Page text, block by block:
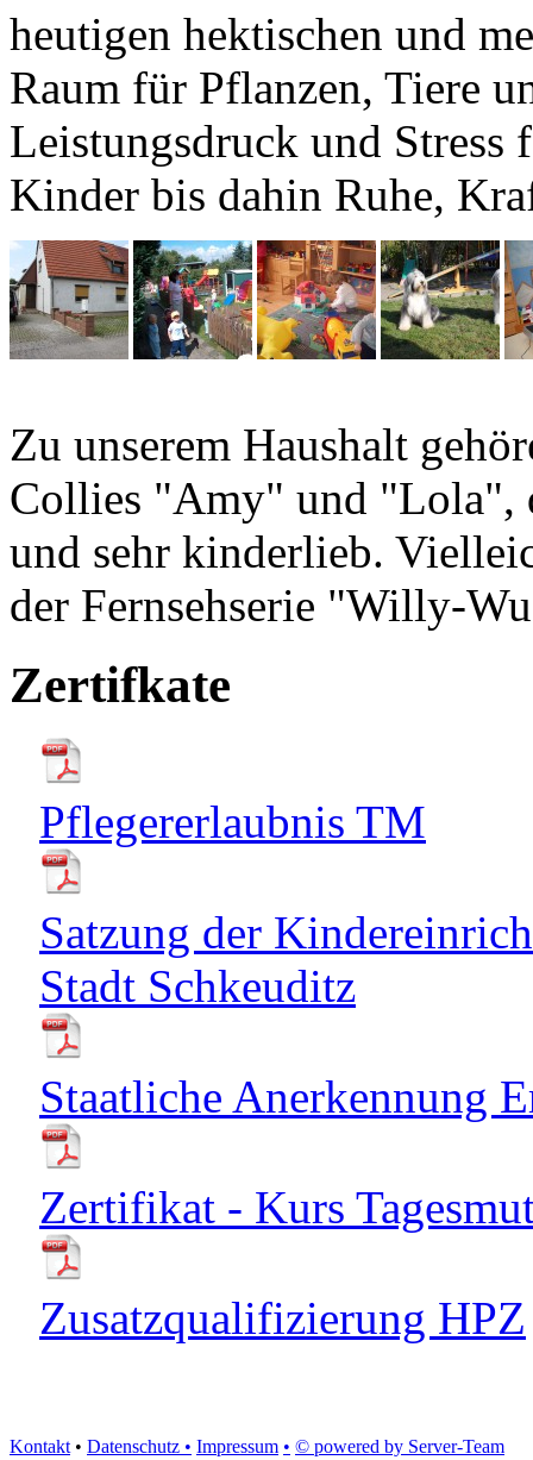
heutigen hektischen und
Raum für Pflanzen, Tiere
Leistungsdruck und Stress
Kinder bis dahin Ruhe,
Zu unserem Haushalt
Collies "Amy" und "Lola",
und sehr kinderlieb.
der Fernsehserie "Willy-
Zertifkate
Pflegererlaubnis TM
Satzung der
Stadt Schkeuditz
Staatliche Anerkennung
Zertifikat - Kurs
Zusatzqualifizierung HPZ
Kontakt • Datenschutz • Impressum • © powered by Server-Team